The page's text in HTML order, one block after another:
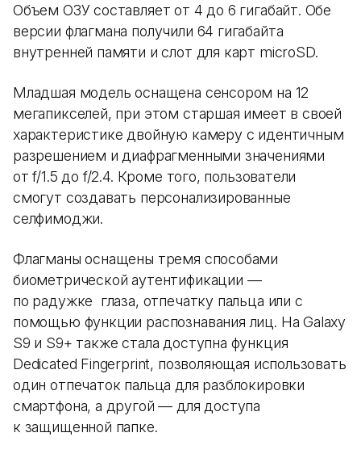
Объем ОЗУ составляет от 4 до 6 гигабайт. Обе
версии флагмана получили 64 гигабайта
внутренней памяти и слот для карт microSD.
Младшая модель оснащена сенсором на 12
мегапикселей, при этом старшая имеет в своей
характеристике двойную камеру с идентичным
разрешением и диафрагменными значениями
от f/1.5 до f/2.4. Кроме того, пользователи
смогут создавать персонализированные
селфимоджи.
Флагманы оснащены тремя способами
биометрической аутентификации —
по радужке глаза, отпечатку пальца или с
помощью функции распознавания лиц. На Galaxy
S9 и S9+ также стала доступна функция
Dedicated Fingerprint, позволяющая использовать
один отпечаток пальца для разблокировки
смартфона, а другой — для доступа
к защищенной папке.